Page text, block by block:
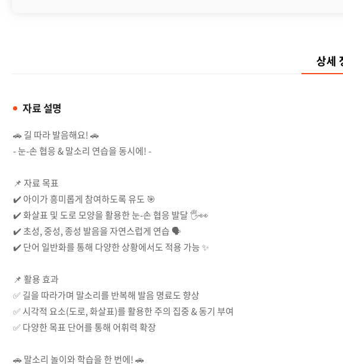
상세
자료 설명
🚗 길 따라 발음해요! 🚗
- 눈-손 협응 & 말소리 연습을 동시에! -
📌 자료 목표
✔️ 아이가 흥미롭게 참여하도록 유도 🎯
✔️ 화살표 및 도로 모양을 활용한 눈-손 협응 발달 🖐️👀
✔️ 초성, 중성, 종성 발음을 자연스럽게 연습 🗣️
✔️ 단어 일반화를 통해 다양한 상황에서도 적용 가능 ✨
📌 활용 효과
✅ 길을 따라가며 말소리를 반복해 발음 명료도 향상
✅ 시각적 요소(도로, 화살표)를 활용한 주의 집중 & 동기 부여
✅ 다양한 목표 단어를 통해 어휘력 확장
🚗 말소리 놀이와 학습을 한 번에! 🚗